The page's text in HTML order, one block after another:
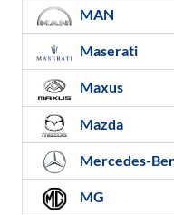
MAN
Maserati
Maxus
Mazda
Mercedes-
MG